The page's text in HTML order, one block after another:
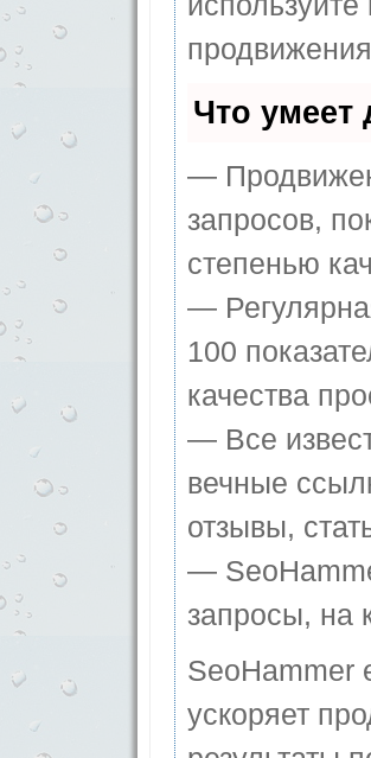
Что умеет
—
запросов,
степенью
—
100
качества
— Все
вечные
отзывы,
—
запросы, на
SeoHammer
ускоряет